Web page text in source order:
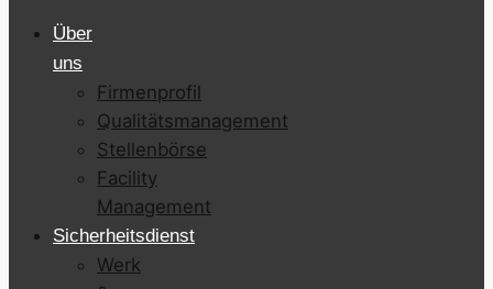
Über
uns
Firmenprofil
Qualitätsmanagement
Stellenbörse
Facility
Management
Sicherheitsdienst
Werk